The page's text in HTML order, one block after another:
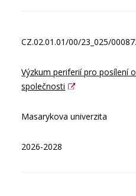
CZ.02.01.01/00/23_025/
Výzkum periferií pro posílení
společnosti
Masarykova univerzita
2026-2028